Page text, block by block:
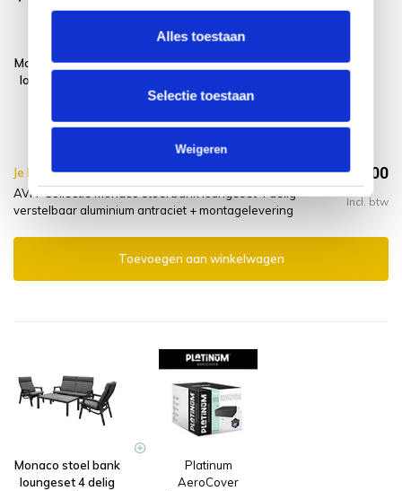
Alles toestaan
Selectie toestaan
Weigeren
Monaco stoel bank
loungeset 4 delig
antraciet
Montagelevering
geen afval
Je bespaart €10.00,- €1.824,00 €1.814,00
AVH-Collectie Monaco stoel bank loungeset 4 delig
verstelbaar aluminium antraciet + montagelevering
Incl. btw
Toevoegen aan winkelwagen
Monaco stoel bank
loungeset 4 delig
Platinum
AeroCover